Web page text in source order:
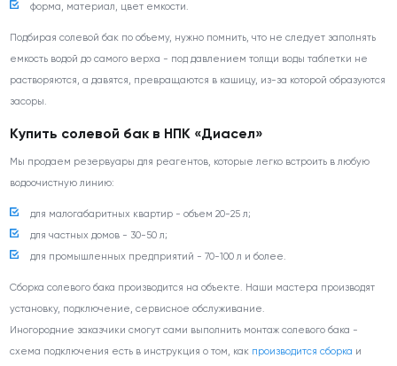
форма, материал, цвет емкости.
Подбирая солевой бак по объему, нужно помнить, что не следует заполнять
емкость водой до самого верха - под давлением толщи воды таблетки не
растворяются, а давятся, превращаются в кашицу, из-за которой образуются
засоры.
Купить солевой бак в НПК «Диасел»
Мы продаем резервуары для реагентов, которые легко встроить в любую
водоочистную линию:
для малогабаритных квартир - объем 20-25 л;
для частных домов - 30-50 л;
для промышленных предприятий - 70-100 л и более.
Сборка солевого бака производится на объекте. Наши мастера производят
установку, подключение, сервисное обслуживание.
Иногородние заказчики смогут сами выполнить монтаж солевого бака -
схема подключения есть в инструкция о том, как производится сборка и